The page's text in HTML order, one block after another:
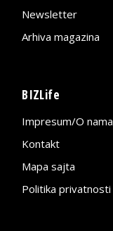
Newsletter
Arhiva magazina
BIZLife
Impresum/O nama
Kontakt
Mapa sajta
Politika privatnosti